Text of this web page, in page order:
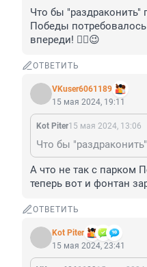
Что бы
Победы
впереди! ☝🏼😉
ОТВЕТИТЬ
VKuser6061189
15 мая 2024, 19:11
Kot Piter15 мая 2024, 13:06
А что не так с парком
теперь вот и фонтан
ОТВЕТИТЬ
Kot Piter
15 мая 2024, 23:41